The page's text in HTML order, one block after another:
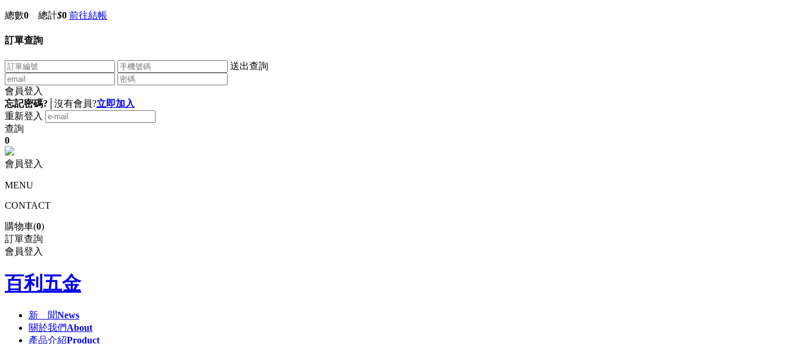
總數0 總計$0 前往結帳
訂單查詢
送出查詢
會員登入
忘記密碼?
沒有會員?立即加入
重新登入
查詢
0
會員登入
MENU
CONTACT
購物車(0)
訂單查詢
會員登入
百利五金
新 聞News
關於我們About
產品介紹Product